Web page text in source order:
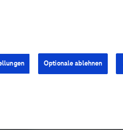
Optionale ablehnen